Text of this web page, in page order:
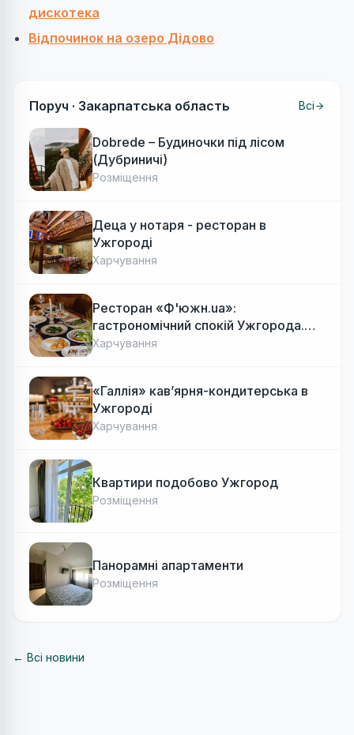
дискотека
Відпочинок на озеро Дідово
Поруч · Закарпатська область Всі
Dobrede – Будиночки під лісом
(Дубриничі)
Розміщення
Деца у нотаря - ресторан в
Ужгороді
Харчування
Ресторан «Ф'южн.ua»:
гастрономічний спокій Ужгорода.
Авторська локальна кухня, затишок
Харчування
«Галлія» кав’ярня-кондитерська в
Ужгороді
Харчування
Квартири подобово Ужгород
Розміщення
Панорамні апартаменти
Розміщення
← Всі новини